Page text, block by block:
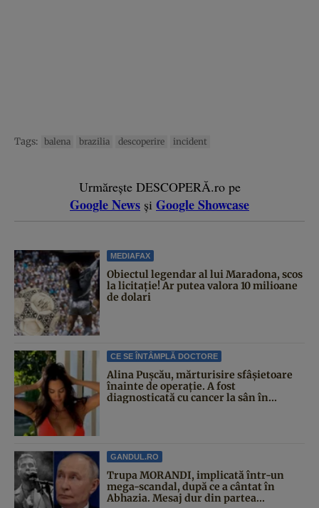
Tags: balena brazilia descoperire incident
Urmărește DESCOPERĂ.ro pe
Google News și Google Showcase
MEDIAFAX
Obiectul legendar al lui Maradona, scos
la licitație! Ar putea valora 10 milioane
de dolari
CE SE ÎNTÂMPLĂ DOCTORE
Alina Pușcău, mărturisire sfâșietoare
înainte de operație. A fost
diagnosticată cu cancer la sân în...
GANDUL.RO
Trupa MORANDI, implicată într-un
mega-scandal, după ce a cântat în
Abhazia. Mesaj dur din partea...